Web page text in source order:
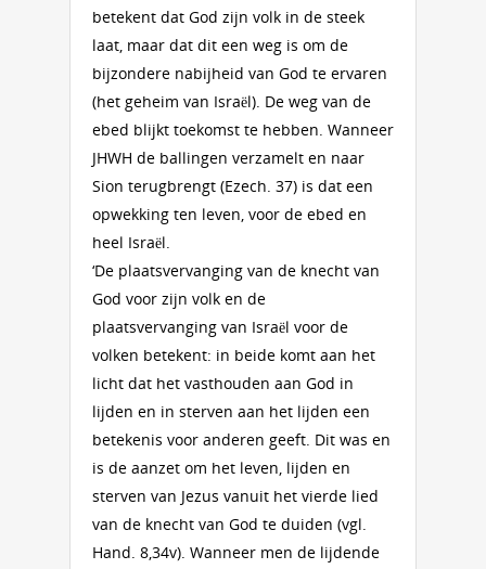
betekent dat God zijn volk in de steek
laat, maar dat dit een weg is om de
bijzondere nabijheid van God te ervaren
(het geheim van Israël). De weg van de
ebed blijkt toekomst te hebben. Wanneer
JHWH de ballingen verzamelt en naar
Sion terugbrengt (Ezech. 37) is dat een
opwekking ten leven, voor de ebed en
heel Israël.
‘De plaatsvervanging van de knecht van
God voor zijn volk en de
plaatsvervanging van Israël voor de
volken betekent: in beide komt aan het
licht dat het vasthouden aan God in
lijden en in sterven aan het lijden een
betekenis voor anderen geeft. Dit was en
is de aanzet om het leven, lijden en
sterven van Jezus vanuit het vierde lied
van de knecht van God te duiden (vgl.
Hand. 8,34v). Wanneer men de lijdende